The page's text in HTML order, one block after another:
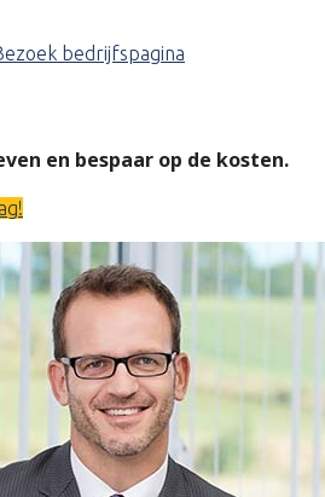
bedrijfspagina
en bespaar op de kosten.